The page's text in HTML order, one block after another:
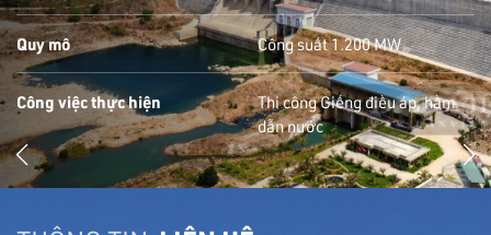
Quy mô Công suất 1.200 MW
Công việc thực hiện
Thi công Giếng điều áp, hầm
dẫn nước